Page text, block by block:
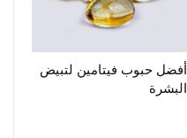
أفضل حبوب فيتامين لتبيض
البشرة